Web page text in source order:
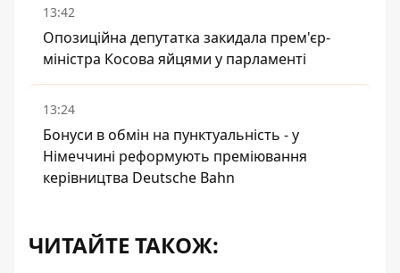
13:42
Опозиційна депутатка закидала прем'єр-
міністра Косова яйцями у парламенті
13:24
Бонуси в обмін на пунктуальність - у
Німеччині реформують преміювання
керівництва Deutsche Bahn
ЧИТАЙТЕ ТАКОЖ: